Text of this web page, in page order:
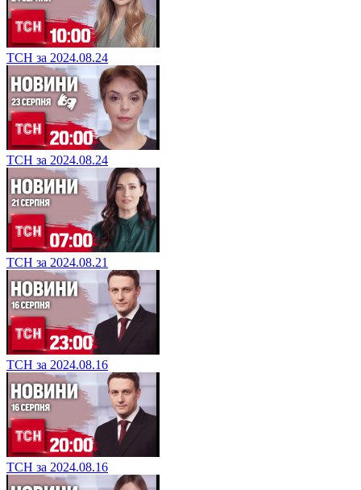
ТСН за 2024.08.24
ТСН за 2024.08.24
ТСН за 2024.08.21
ТСН за 2024.08.16
ТСН за 2024.08.16